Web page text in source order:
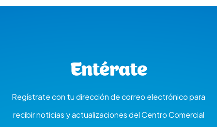
Entérate
Regístrate con tu dirección de correo electrónico para
recibir noticias y actualizaciones del Centro Comercial